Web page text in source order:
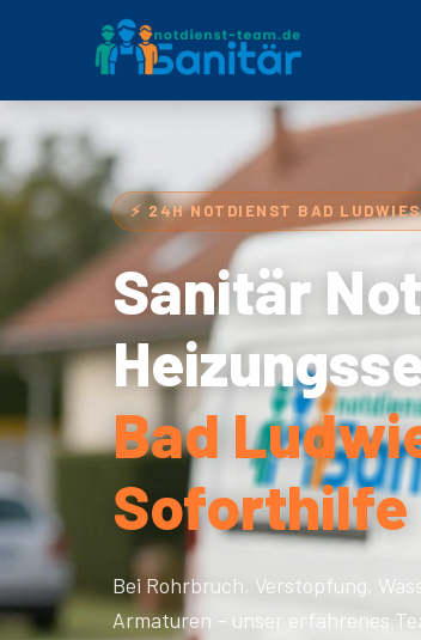
⚡ 24H NOTDIENST BAD
Sanitär
Bad
Soforthilfe
Bei Rohrbruch, Verstopfung,
Armaturen – unser erfahrenes